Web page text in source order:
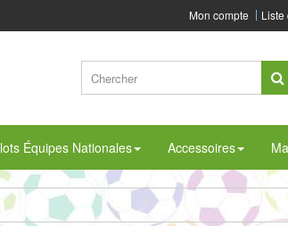
Mon compte Liste
Équipes Nationales Accessoires